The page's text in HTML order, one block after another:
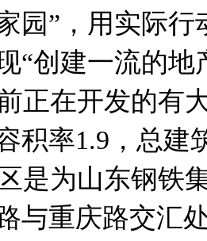
园”，用实际
“创建一流的
正在开发的有
积率1.9，总建
是为山东钢铁
与重庆路交汇